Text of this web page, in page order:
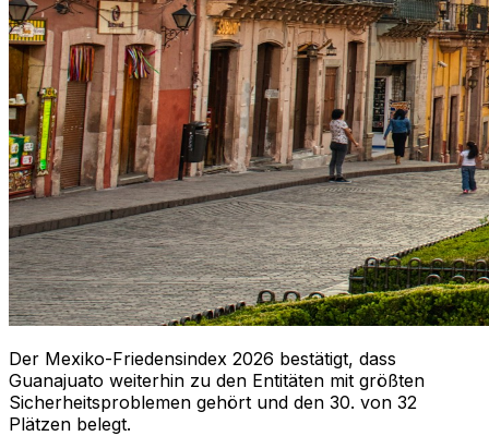
Der Mexiko-Friedensindex 2026 bestätigt, dass
Guanajuato weiterhin zu den Entitäten mit größten
Sicherheitsproblemen gehört und den 30. von 32
Plätzen belegt.